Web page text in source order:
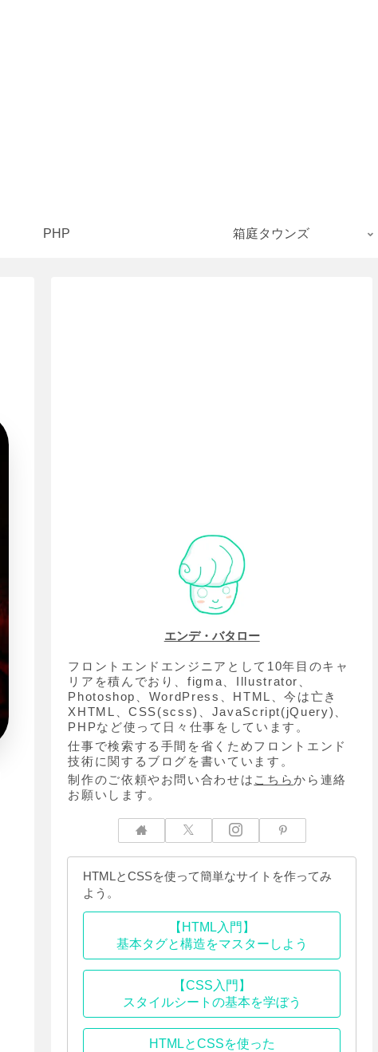
PHP 箱庭タウンズ
エンデ・バタロー
フロントエンドエンジニアとして10年目のキャ
リアを積んでおり、figma、Illustrator、
Photoshop、WordPress、HTML、今は亡き
XHTML、CSS(scss)、JavaScript(jQuery)、
PHPなど使って日々仕事をしています。
仕事で検索する手間を省くためフロントエンド
技術に関するブログを書いています。
制作のご依頼やお問い合わせは こちらから連絡
お願いします。
HTMLとCSSを使って簡単なサイトを作ってみ
よう。
【HTML入門】
基本タグと構造をマスターしよう
【CSS入門】
スタイルシートの基本を学ぼう
HTMLとCSSを使った